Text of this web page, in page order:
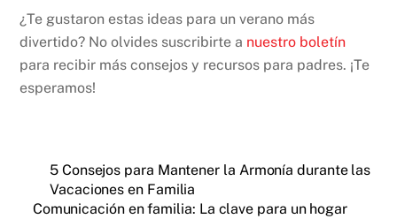
¿Te gustaron estas ideas para un verano más
divertido? No olvides suscribirte a nuestro boletín
para recibir más consejos y recursos para padres. ¡Te
esperamos!
5 Consejos para Mantener la Armonía durante las
Vacaciones en Familia
Comunicación en familia: La clave para un hogar